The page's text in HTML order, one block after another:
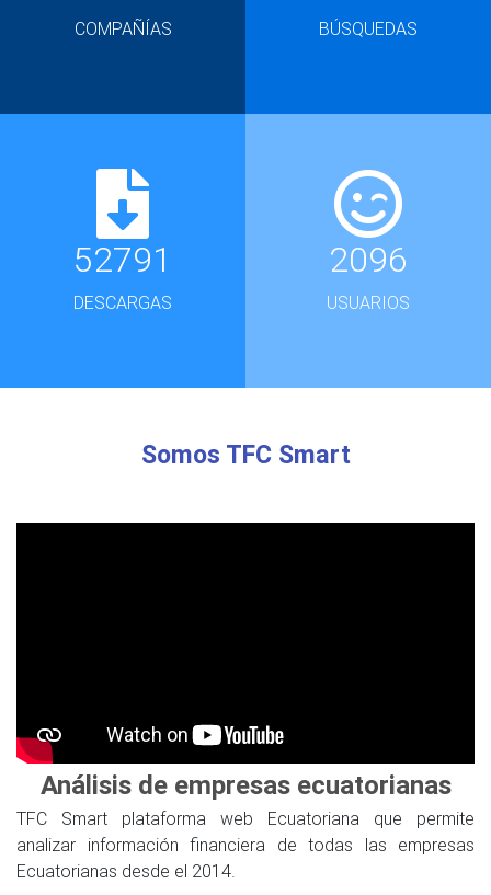
COMPAÑÍAS BÚSQUEDAS
52791
DESCARGAS
2096
USUARIOS
Somos TFC Smart
Análisis de empresas ecuatorianas
TFC Smart plataforma web Ecuatoriana que permite
analizar información financiera de todas las empresas
Ecuatorianas desde el 2014.